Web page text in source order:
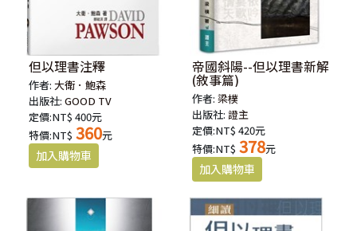
但以理書注釋
作者:大衛．鮑森
出版社:GOOD TV
定價:NT$ 400元
特價:NT$ 360元
帝國斜陽--但以理書新解
(敘事篇)
作者:梁樸
出版社:證主
定價:NT$ 420元
特價:NT$ 378元